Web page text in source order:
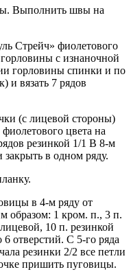
Выполнить швы на
Стрейч» фиолетового
с изнаночной
горловины спинки и по
и вязать 7 рядов
(с лицевой стороны)
цвета на
резинкой 1/1 В 8-м
закрыть в одном ряду.
в 4-м ряду от
образом: 1 кром. п., 3 п.
10 п. резинкой
отверстий. С 5-го ряда
резинки 2/2 все петли
пришить пуговицы.